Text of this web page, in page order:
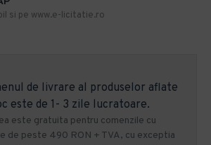
si pe www.e-licitatie.ro
de livrare al produselor aflate
este de 1- 3 zile lucratoare.
este gratuita pentru comenzile cu
de peste 490 RON + TVA, cu exceptia